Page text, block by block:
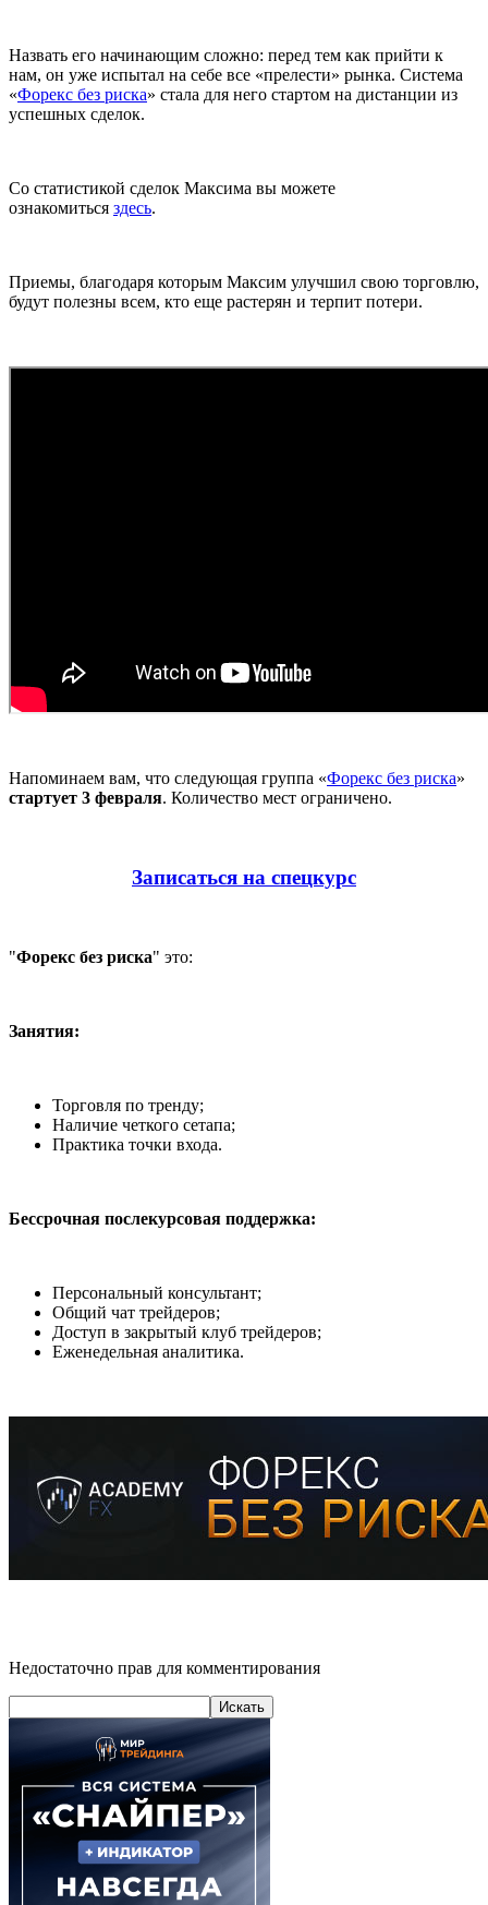
Назвать его начинающим сложно: перед тем как прийти к
нам, он уже испытал на себе все «прелести» рынка. Система
«Форекс без риска» стала для него стартом на дистанции из
успешных сделок.
Со статистикой сделок Максима вы можете
ознакомиться здесь.
Приемы, благодаря которым Максим улучшил свою торговлю,
будут полезны всем, кто еще растерян и терпит потери.
Напоминаем вам, что следующая группа «Форекс без риска»
стартует 3 февраля. Количество мест ограничено.
Записаться на спецкурс
"Форекс без риска" это:
Занятия:
Торговля по тренду;
Наличие четкого сетапа;
Практика точки входа.
Бессрочная послекурсовая поддержка:
Персональный консультант;
Общий чат трейдеров;
Доступ в закрытый клуб трейдеров;
Еженедельная аналитика.
Недостаточно прав для комментирования